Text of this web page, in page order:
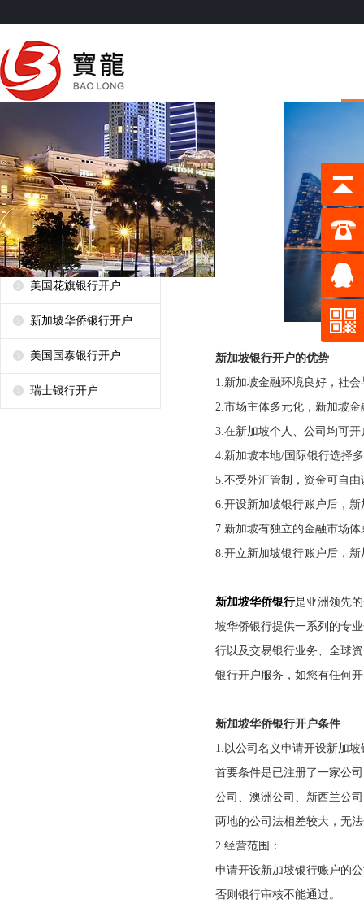
美国银行开户
香港汇丰银行开户
香港恒生银行开户
香港渣打银行开户
东亚银行开户
星展银行开户
美国华美银行开户
美国花旗银行开户
新加坡华侨银行开户
美国国泰银行开户
瑞士银行开户
新加坡银行开户的优势
1.新加坡金融环境良好，社
2.市场主体多元化，新加坡
3.在新加坡个人、公司均可
4.新加坡本地/ 国际银行选择
5.不受外汇管制，资金可自
6.开设新加坡银行账户后，
7.新加坡有独立的金融市场
8.开立新加坡银行账户后，
新加坡华侨银行是亚洲领先
坡华侨银行提供一系列的专
行以及交易银行业务、全球
银行开户服务，如您有任何
新加坡华侨银行开户条件
1. 以公司名义申请开设新加
首要条件是已注册了一家公
公司、澳洲公司、新西兰公
两地的公司法相差较大，无
2.经营范围：
申请开设新加坡银行账户的
否则银行审核不能通过。